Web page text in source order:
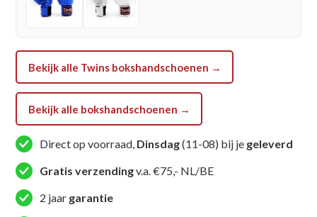
Bekijk alle Twins bokshandschoenen →
Bekijk alle bokshandschoenen →
Direct op voorraad, Dinsdag(11-08) bij je geleverd
Gratis verzendingv.a. €75,- NL/BE
2 jaar garantie